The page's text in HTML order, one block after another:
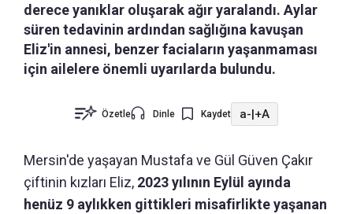
derece yanıklar oluşarak ağır yaralandı. Aylar
süren tedavinin ardından sağlığına kavuşan
Eliz'in annesi, benzer faciaların yaşanmaması
için ailelere önemli uyarılarda bulundu.
Özetle Dinle Kaydet a-|+A
Mersin'de yaşayan Mustafa ve Gül Güven Çakır
çiftinin kızları Eliz, 2023 yılının Eylül ayında
henüz 9 aylıkken gittikleri misafirlikte yaşanan